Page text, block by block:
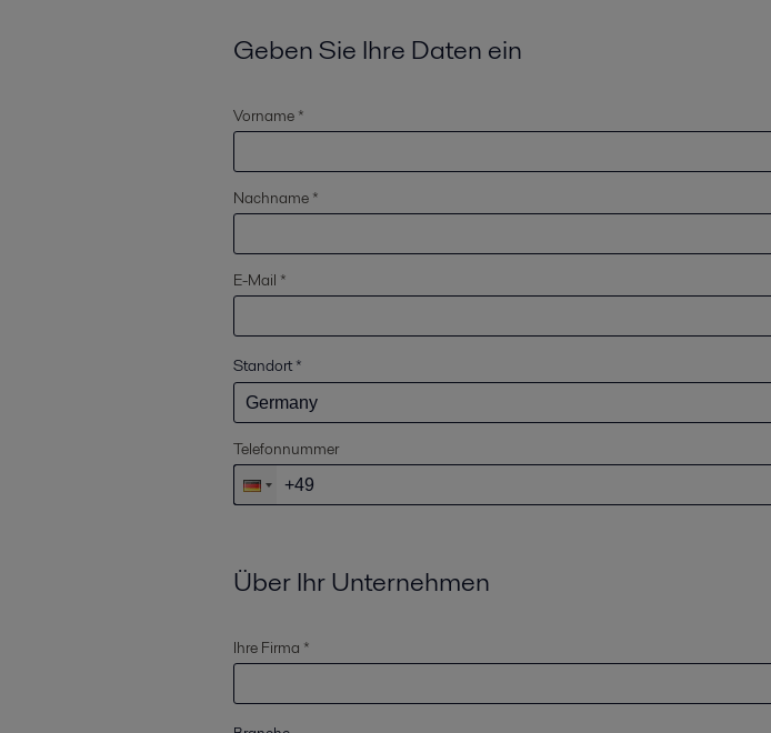
Geben Sie Ihre Daten ein
Vorname *
Nachname *
E-Mail *
Standort*
Telefonnummer
Über Ihr Unternehmen
Ihre Firma *